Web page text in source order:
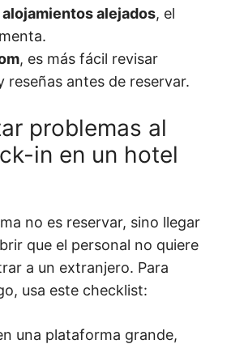
alejados, el
, es más fácil revisar
reseñas antes de reservar.
problemas al
in en un hotel
no es reservar, sino llegar
que el personal no quiere
a un extranjero. Para
usa este checklist:
una plataforma grande,